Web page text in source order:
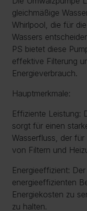
gleichmäßige
Whirlpool, die für
Wassers
PS bietet diese
effektive Filterung
Energieverbrauch.
Hauptmerkmale:
Effiziente Leistung:
sorgt für einen
Wasserfluss, der
von Filtern und
Energieeffizient:
energieeffizienten
Energiekosten zu
zu halten.